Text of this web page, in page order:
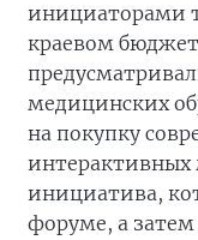
инициаторами
краевом
медицинских
на покупку
интерактивных
инициатива,
форуме, а